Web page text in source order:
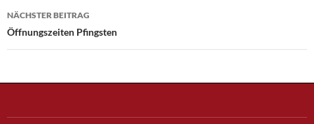
NÄCHSTER BEITRAG
Öffnungszeiten Pfingsten